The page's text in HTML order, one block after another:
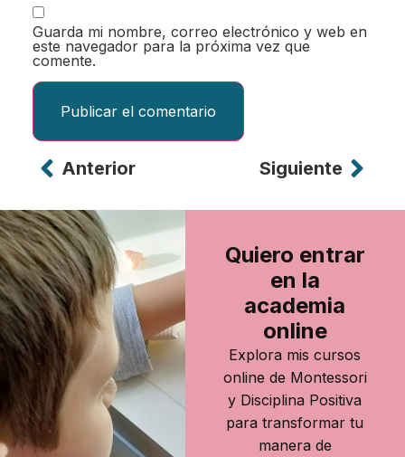
Guarda mi nombre, correo electrónico y web en
este navegador para la próxima vez que
comente.
Alternative:
Anterior Siguiente
Quiero entrar
en la
academia
online
Explora mis cursos
online de Montessori
y Disciplina Positiva
para transformar tu
manera de